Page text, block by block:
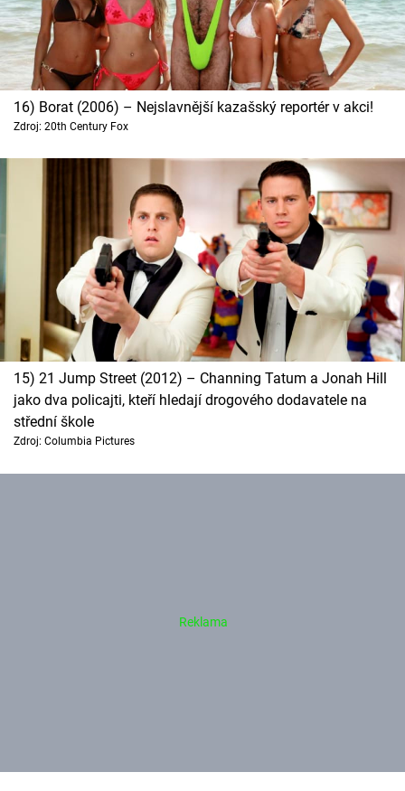
16) Borat (2006) – Nejslavnější kazašský reportér v akci!
Zdroj: 20th Century Fox
15) 21 Jump Street (2012) – Channing Tatum a Jonah Hill
jako dva policajti, kteří hledají drogového dodavatele na
střední škole
Zdroj: Columbia Pictures